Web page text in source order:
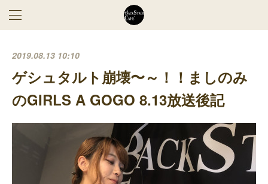
2019.08.13 10:10
ゲシュタルト崩壊〜～！！ましのみ
のGIRLS A GOGO 8.13放送後記